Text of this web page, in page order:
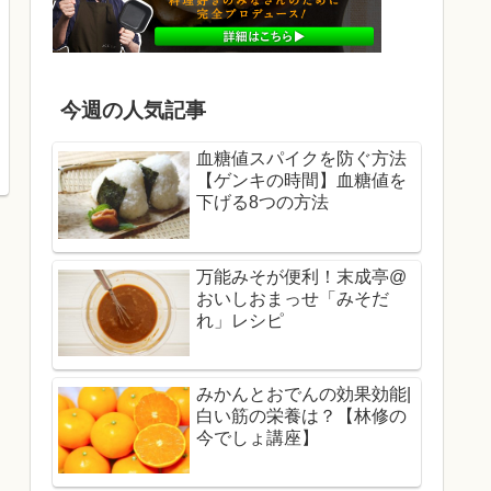
今週の人気記事
血糖値スパイクを防ぐ方法
【ゲンキの時間】血糖値を
下げる8つの方法
万能みそが便利！末成亭@
おいしおまっせ「みそだ
れ」レシピ
みかんとおでんの効果効能|
白い筋の栄養は？【林修の
今でしょ講座】